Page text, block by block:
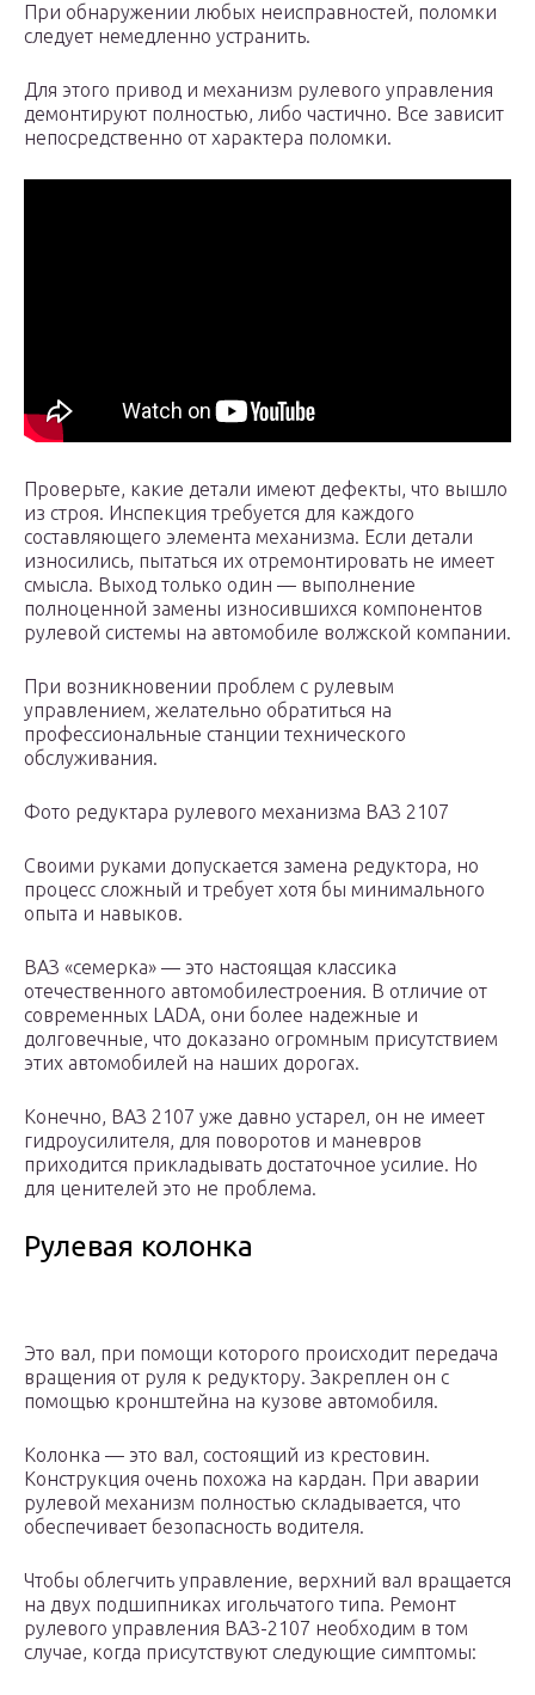
При обнаружении любых неисправностей, поломки
следует немедленно устранить.
Для этого привод и механизм рулевого управления
демонтируют полностью, либо частично. Все зависит
непосредственно от характера поломки.
Проверьте, какие детали имеют дефекты, что вышло
из строя. Инспекция требуется для каждого
составляющего элемента механизма. Если детали
износились, пытаться их отремонтировать не имеет
смысла. Выход только один — выполнение
полноценной замены износившихся компонентов
рулевой системы на автомобиле волжской компании.
При возникновении проблем с рулевым
управлением, желательно обратиться на
профессиональные станции технического
обслуживания.
Фото редуктара рулевого механизма ВАЗ 2107
Своими руками допускается замена редуктора, но
процесс сложный и требует хотя бы минимального
опыта и навыков.
ВАЗ «семерка» — это настоящая классика
отечественного автомобилестроения. В отличие от
современных LADA, они более надежные и
долговечные, что доказано огромным присутствием
этих автомобилей на наших дорогах.
Конечно, ВАЗ 2107 уже давно устарел, он не имеет
гидроусилителя, для поворотов и маневров
приходится прикладывать достаточное усилие. Но
для ценителей это не проблема.
Рулевая колонка
Это вал, при помощи которого происходит передача
вращения от руля к редуктору. Закреплен он с
помощью кронштейна на кузове автомобиля.
Колонка — это вал, состоящий из крестовин.
Конструкция очень похожа на кардан. При аварии
рулевой механизм полностью складывается, что
обеспечивает безопасность водителя.
Чтобы облегчить управление, верхний вал вращается
на двух подшипниках игольчатого типа. Ремонт
рулевого управления ВАЗ-2107 необходим в том
случае, когда присутствуют следующие симптомы: